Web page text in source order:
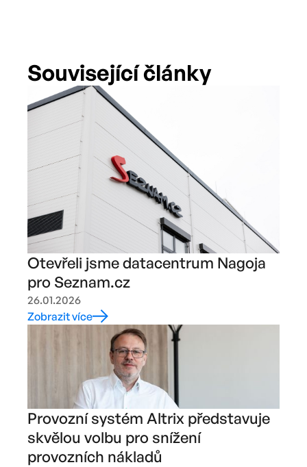
Související články
Otevřeli jsme datacentrum Nagoja
pro Seznam.cz
26.01.2026
Zobrazit více
Provozní systém Altrix představuje
skvělou volbu pro snížení
provozních nákladů